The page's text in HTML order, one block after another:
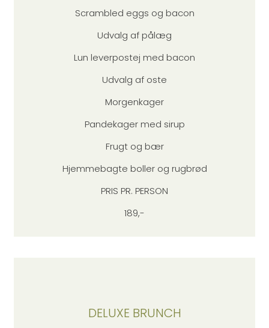
Scrambled eggs og bacon
Udvalg af pålæg
Lun leverpostej med bacon
Udvalg af oste
Morgenkager
Pandekager med sirup
Frugt og bær
Hjemmebagte boller og rugbrød
PRIS PR. PERSON
189,-
DELUXE BRUNCH